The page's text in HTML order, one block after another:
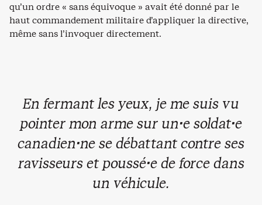
qu’un ordre « sans équivoque » avait été donné par le
haut commandement militaire d’appliquer la directive,
même sans l’invoquer directement.
En fermant les yeux, je me suis vu
pointer mon arme sur un·e soldat·e
canadien·ne se débattant contre ses
ravisseurs et poussé·e de force dans
un véhicule.